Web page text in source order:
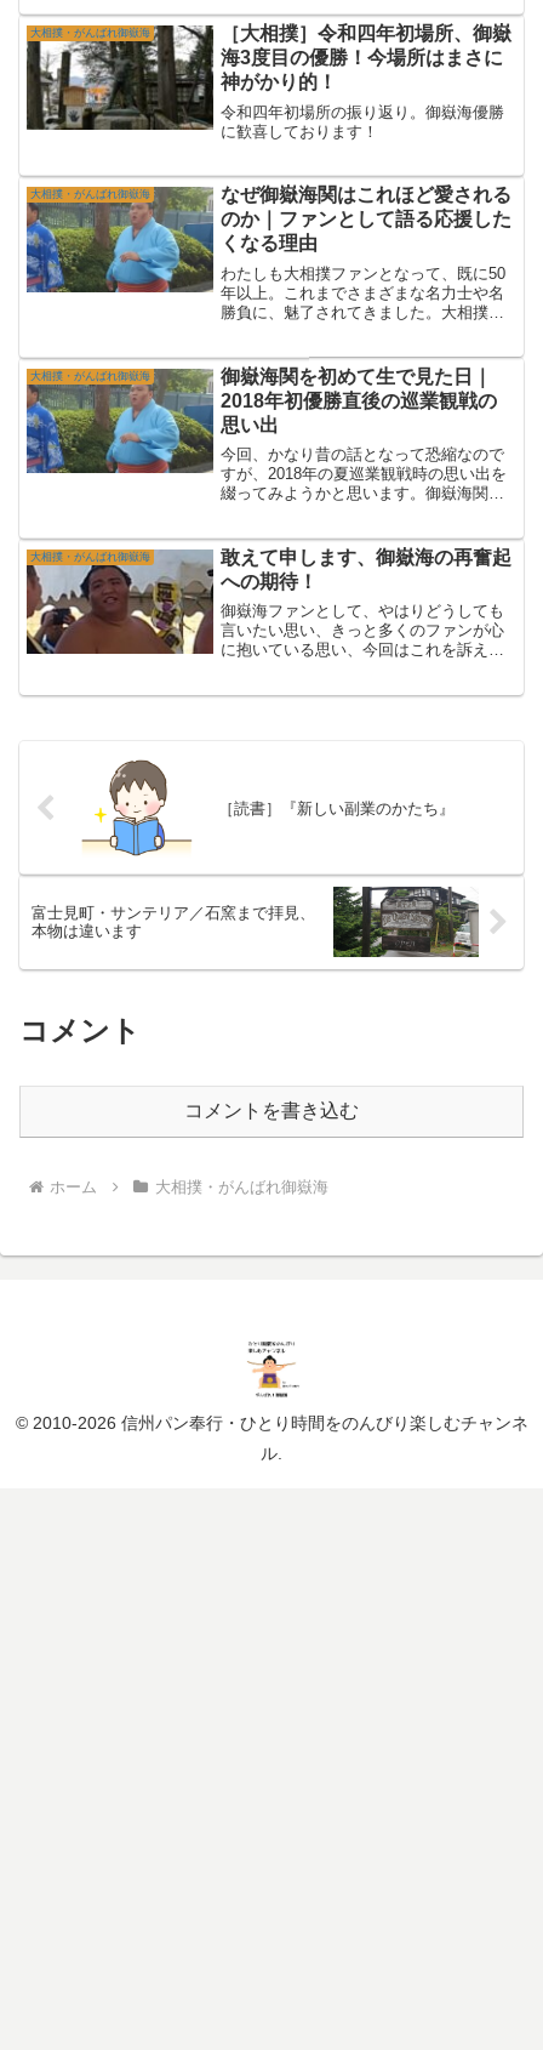
白鵬、初日は危なげな相撲でしたが、
徐々に相撲勘を取り戻して来...
大相撲・がんばれ御嶽海
［大相撲］令和四年初場所、御嶽
海3度目の優勝！今場所はまさに
神がかり的！
令和四年初場所の振り返り。御嶽海優勝
に歓喜しております！
大相撲・がんばれ御嶽海
なぜ御嶽海関はこれほど愛される
のか｜ファンとして語る応援した
くなる理由
わたしも大相撲ファンとなって、既に50
年以上。これまでさまざまな名力士や名
勝負に、魅了されてきました。大相撲の
ん。(^^♪ところで改めていまの推し力士
を考えると、一回り...
大相撲・がんばれ御嶽海
御嶽海関を初めて生で見た日｜
2018年初優勝直後の巡業観戦の
思い出
今回、かなり昔の話となって恐縮なので
すが、2018年の夏巡業観戦時の思い出を
綴ってみようかと思います。御嶽海関が
でいただけますと、とてもうれしいで
す。初優勝直後の巡業で感...
大相撲・がんばれ御嶽海
敢えて申します、御嶽海の再奮起
への期待！
御嶽海ファンとして、やはりどうしても
言いたい思い、きっと多くのファンが心
に抱いている思い、今回はこれを訴えさ
［読書］『新しい副業のかたち』
富士見町・サンテリア／石窯まで拝見、
本物は違います
コメント
コメントを書き込む
ホーム 大相撲・がんばれ御嶽海
© 2010-2026 信州パン奉行・ひとり時間をのんびり楽しむチャンネ
ル.